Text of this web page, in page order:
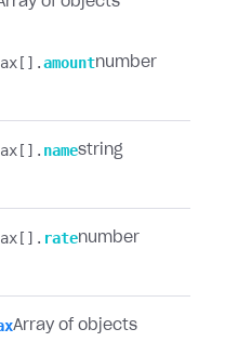
amountnumber
namestring
ratenumber
Array of objects